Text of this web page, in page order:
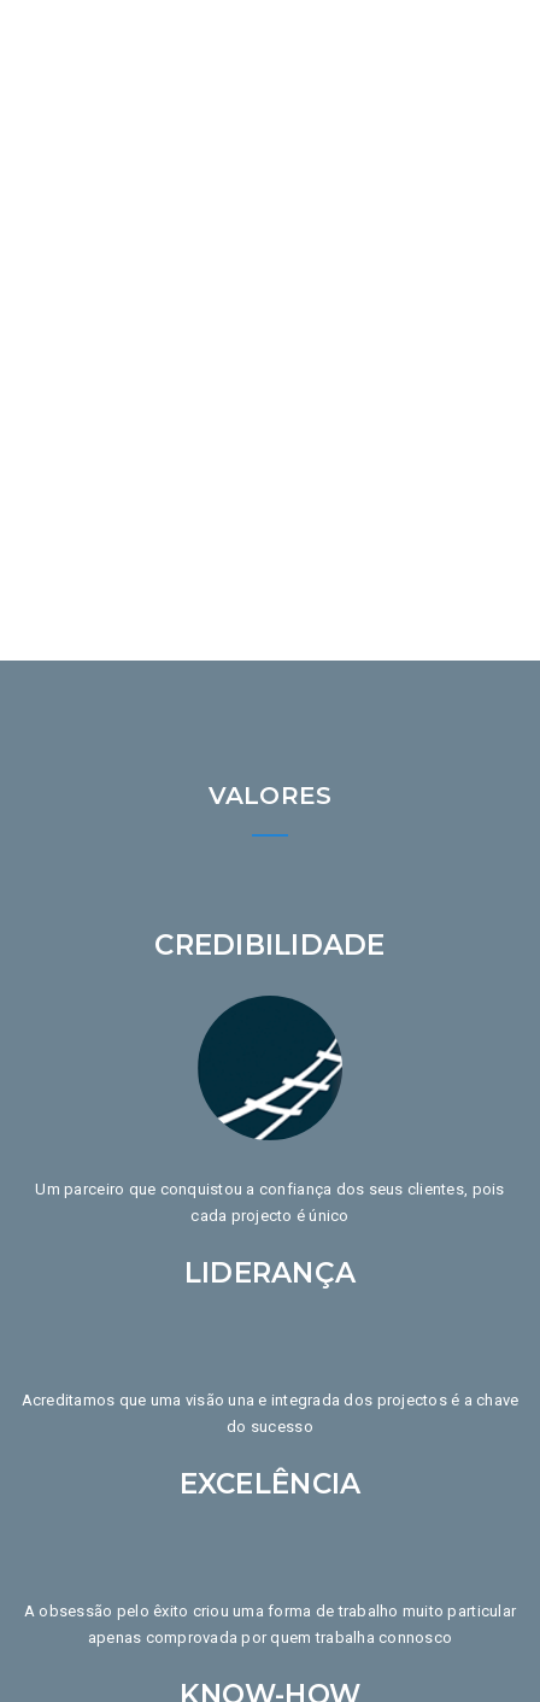
VALORES
CREDIBILIDADE
Um parceiro que conquistou a confiança dos seus clientes, pois
cada projecto é único
LIDERANÇA
Acreditamos que uma visão una e integrada dos projectos é a chave
do sucesso
EXCELÊNCIA
A obsessão pelo êxito criou uma forma de trabalho muito particular
apenas comprovada por quem trabalha connosco
KNOW-HOW